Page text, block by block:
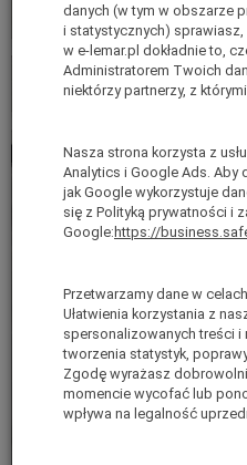
danych (w tym w obszarze
i statystycznych) sprawiasz,
w e-lemar.pl dokładnie to,
Administratorem Twoich
niektórzy partnerzy, z
Nasza strona korzysta z
Analytics i Google Ads. Aby
jak Google wykorzystuje
się z Polityką prywatności i
Google: https://
Przetwarzamy dane w
Ułatwienia korzystania z
spersonalizowanych treści i
tworzenia statystyk,
Zgodę wyrażasz
momencie wycofać lub
wpływa na legalność